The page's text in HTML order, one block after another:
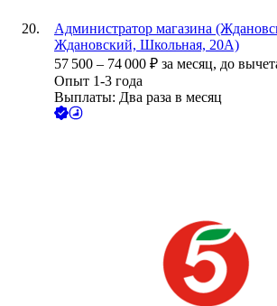
Администратор магазина
Ждановский, Школьная, 20А)
57 500 – 74 000 ₽ за месяц, до
Опыт 1-3 года
Выплаты: Два раза в месяц